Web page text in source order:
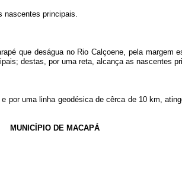
nascentes principais.
que deságua no Rio Calçoene, pela
destas, por uma reta, alcança as nascentes
uma linha geodésica de cêrca de 10 km,
MUNICÍPIO DE MACAPÁ